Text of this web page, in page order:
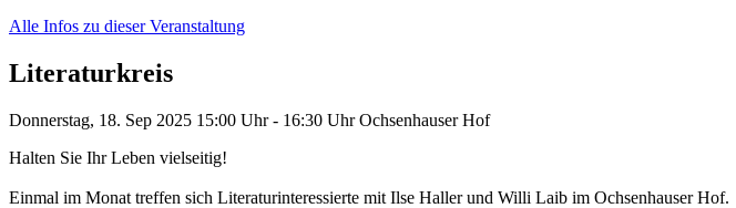
Alle Infos zu dieser Veranstaltung
Literaturkreis
Donnerstag, 18. Sep 2025 15:00 Uhr - 16:30 Uhr Ochsenhauser Hof
Halten Sie Ihr Leben vielseitig!
Einmal im Monat treffen sich Literaturinteressierte mit Ilse Haller und Willi Laib im Ochsenhauser Hof.